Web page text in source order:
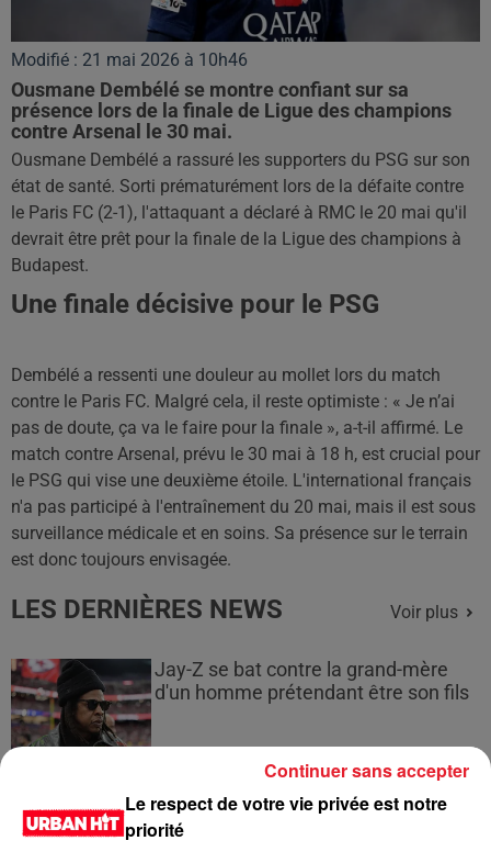
Modifié : 21 mai 2026 à 10h46
Ousmane Dembélé se montre confiant sur sa
présence lors de la finale de Ligue des champions
contre Arsenal le 30 mai.
Ousmane Dembélé a rassuré les supporters du PSG sur son
état de santé. Sorti prématurément lors de la défaite contre
le Paris FC (2-1), l'attaquant a déclaré à RMC le 20 mai qu'il
devrait être prêt pour la finale de la Ligue des champions à
Budapest.
Une finale décisive pour le PSG
Dembélé a ressenti une douleur au mollet lors du match
contre le Paris FC. Malgré cela, il reste optimiste : « Je n’ai
pas de doute, ça va le faire pour la finale », a-t-il affirmé. Le
match contre Arsenal, prévu le 30 mai à 18 h, est crucial pour
le PSG qui vise une deuxième étoile. L'international français
n'a pas participé à l'entraînement du 20 mai, mais il est sous
surveillance médicale et en soins. Sa présence sur le terrain
est donc toujours envisagée.
LES DERNIÈRES NEWS Voir plus
Jay-Z se bat contre la grand-mère
d'un homme prétendant être son fils
Cassie met fin à une ex-escorte
masculine dans sa bataille...
Le respect de votre vie privée est notre
priorité
Continuer sans accepter